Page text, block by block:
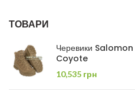
ТОВАРИ
Черевики
Coyote
10,535 грн